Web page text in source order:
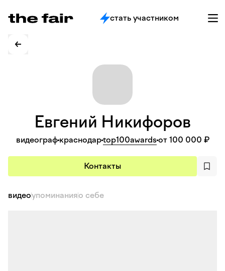
стать участником
Евгений Никифоров
видеографкраснодарtop100awardsот 100 000 ₽
Контакты
видеоупоминанияо себе